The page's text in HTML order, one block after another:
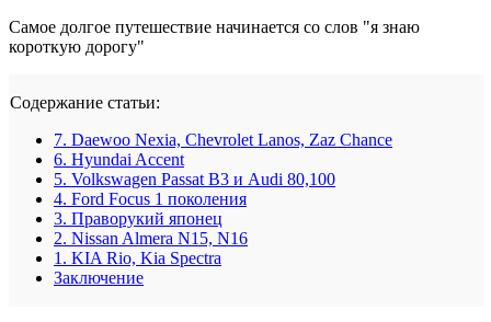
Самое долгое путешествие начинается со слов "я знаю
короткую дорогу"
Содержание статьи:
7. Daewoo Nexia, Chevrolet Lanos, Zaz Chance
6. Hyundai Accent
5. Volkswagen Passat B3 и Audi 80,100
4. Ford Focus 1 поколения
3. Праворукий японец
2. Nissan Almera N15, N16
1. KIA Rio, Kia Spectra
Заключение